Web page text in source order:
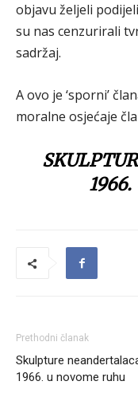
objavu željeli
su nas cenzurirali
sadržaj.
A ovo je ‘sporni’
moralne osjećaje
1966.
Prethodni članak
Skulpture
1966. u novome ruhu